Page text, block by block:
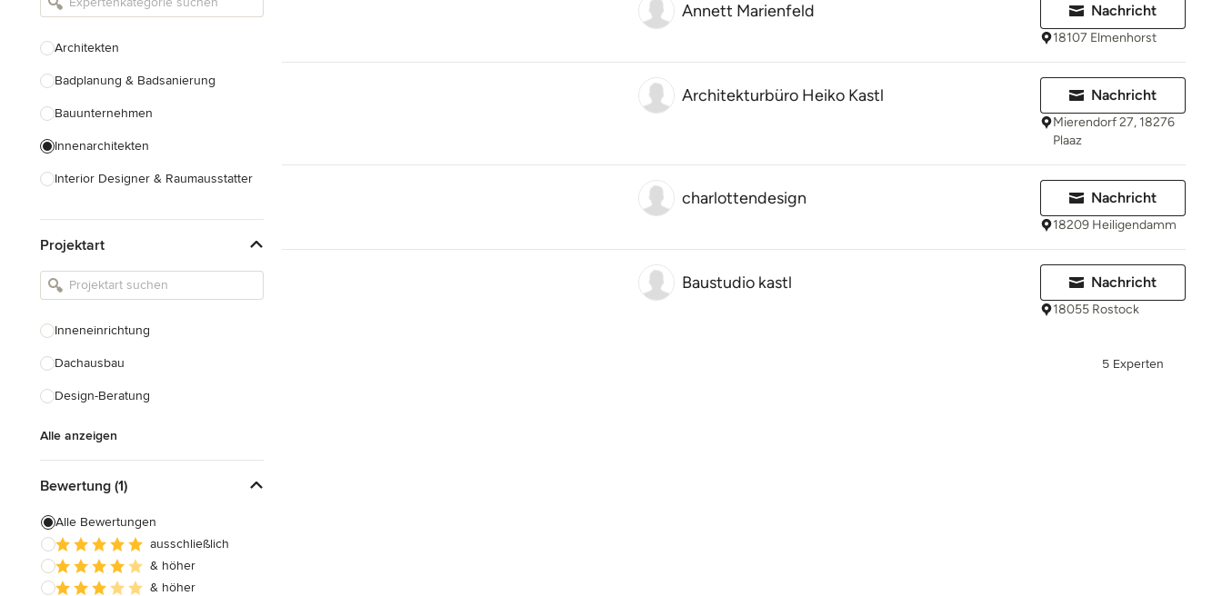
Architekten
Badplanung & Badsanierung
Bauunternehmen
Innenarchitekten
Interior Designer & Raumausstatter
Landschaftsarchitekten
Armaturen & Sanitärbedarf
Einbauschränke
Projektart
Inneneinrichtung
Dachausbau
Design-Beratung
Alle anzeigen
Bewertung (1)
Alle Bewertungen
ausschließlich
& höher
& höher
Annett Marienfeld Nachricht
18107 Elmenhorst
Architekturbüro Heiko Kastl Nachricht
Mierendorf 27, 18276
Plaaz
charlottendesign Nachricht
18209 Heiligendamm
Baustudio kastl Nachricht
18055 Rostock
5 Experten